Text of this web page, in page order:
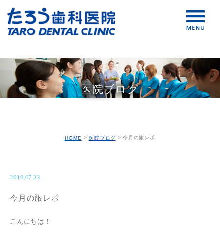
医院ブログ
HOME 医院ブログ 今月の旅レポ
2019.07.23
今月の旅レポ
こんにちは！